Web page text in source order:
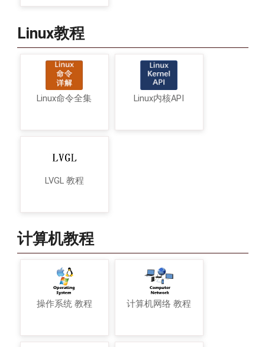
Linux教程
Linux命令全集 Linux内核API
LVGL 教程
计算机教程
操作系统 教程 计算机网络 教程